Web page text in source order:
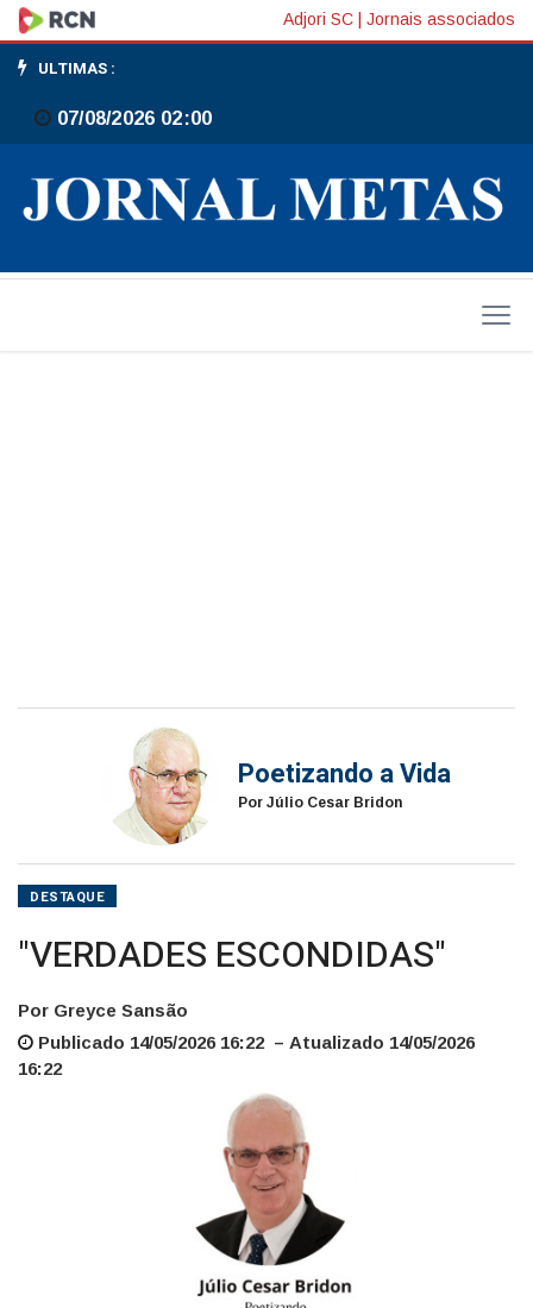
"VERDADES
ESCONDIDAS"
Adjori SC Jornais associados
ULTIMAS :
07/08/2026 02:00
Poetizando a Vida
Por Júlio Cesar Bridon
DESTAQUE
"VERDADES ESCONDIDAS"
Por Greyce Sansão
Publicado 14/05/2026 16:22 – Atualizado 14/05/2026
16:22